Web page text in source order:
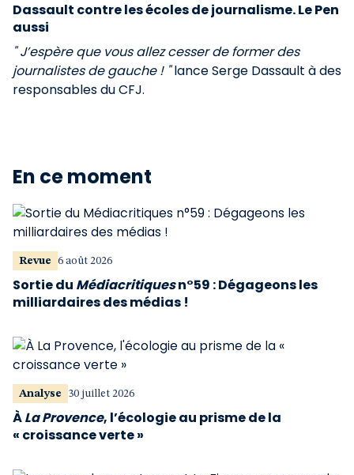
Dassault contre les écoles de journalisme. Le Pen
aussi
" J’espère que vous allez cesser de former des
journalistes de gauche ! "lance Serge Dassault à des
responsables du CFJ.
En ce moment
Revue 6 août 2026
Sortie du Médiacritiquesn°59 : Dégageons les
milliardaires des médias !
Analyse 30 juillet 2026
ÀLa Provence, l’écologie au prisme de la
« croissance verte »